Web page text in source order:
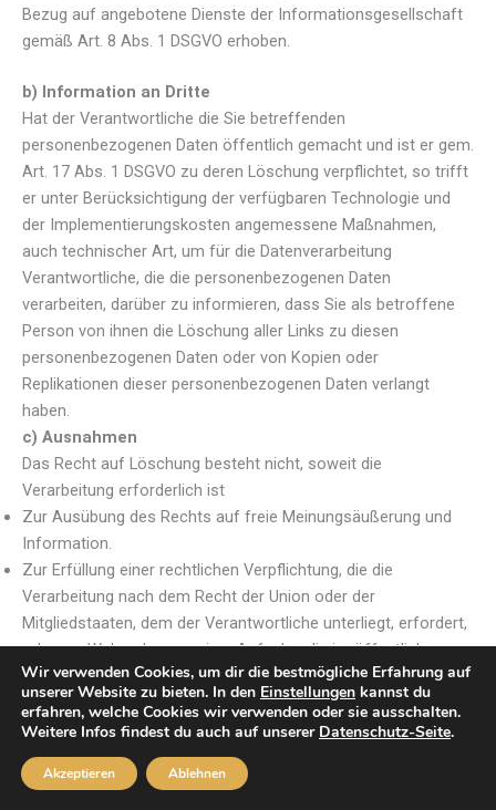
Bezug auf angebotene Dienste der Informationsgesellschaft
gemäß Art. 8 Abs. 1 DSGVO erhoben.
b) Information an Dritte
Hat der Verantwortliche die Sie betreffenden
personenbezogenen Daten öffentlich gemacht und ist er gem.
Art. 17 Abs. 1 DSGVO zu deren Löschung verpflichtet, so trifft
er unter Berücksichtigung der verfügbaren Technologie und
der Implementierungskosten angemessene Maßnahmen,
auch technischer Art, um für die Datenverarbeitung
Verantwortliche, die die personenbezogenen Daten
verarbeiten, darüber zu informieren, dass Sie als betroffene
Person von ihnen die Löschung aller Links zu diesen
personenbezogenen Daten oder von Kopien oder
Replikationen dieser personenbezogenen Daten verlangt
haben.
c) Ausnahmen
Das Recht auf Löschung besteht nicht, soweit die
Verarbeitung erforderlich ist
Zur Ausübung des Rechts auf freie Meinungsäußerung und
Information.
Zur Erfüllung einer rechtlichen Verpflichtung, die die
Verarbeitung nach dem Recht der Union oder der
Mitgliedstaaten, dem der Verantwortliche unterliegt, erfordert,
oder zur Wahrnehmung einer Aufgabe, die im öffentlichen
Interesse liegt oder in Ausübung öffentlicher Gewalt erfolgt,
die dem Verantwortlichen übertragen wurde.
Aus Gründen des öffentlichen Interesses im Bereich der
öffentlichen Gesundheit gemäß Art. 9 Abs. 2 lit. h und i sowie
Art. 9 Abs. 3 DSGVO.
Wir verwenden Cookies, um dir die bestmögliche Erfahrung auf
unserer Website zu bieten. In den Einstellungen kannst du
erfahren, welche Cookies wir verwenden oder sie ausschalten.
Weitere Infos findest du auch auf unserer Datenschutz-Seite.
Akzeptieren Ablehnen